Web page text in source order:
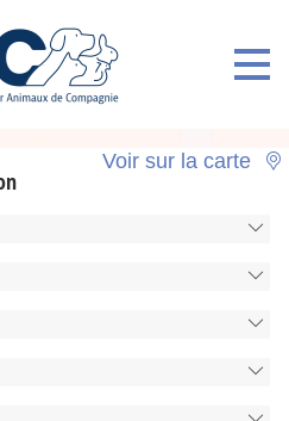
Voir sur la carte